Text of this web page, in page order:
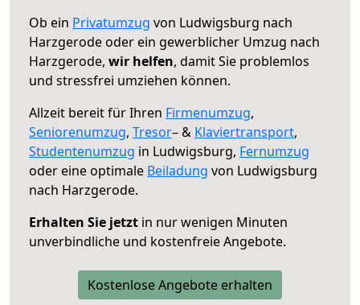
Ob ein Privatumzug von Ludwigsburg nach
Harzgerode oder ein gewerblicher Umzug nach
Harzgerode, wir helfen, damit Sie problemlos
und stressfrei umziehen können.
Allzeit bereit für Ihren Firmenumzug,
Seniorenumzug, Tresor– & Klaviertransport,
Studentenumzug in Ludwigsburg, Fernumzug
oder eine optimale Beiladung von Ludwigsburg
nach Harzgerode.
Erhalten Sie jetzt in nur wenigen Minuten
unverbindliche und kostenfreie Angebote.
Kostenlose Angebote erhalten